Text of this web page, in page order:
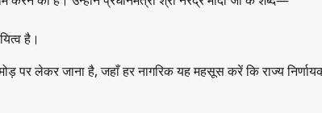
है।
पर लेकर जाना है, जहाँ हर नागरिक यह महसूस करें कि राज्य